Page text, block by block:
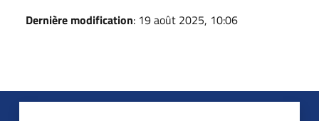
Dernière modification: 19 août 2025, 10:06